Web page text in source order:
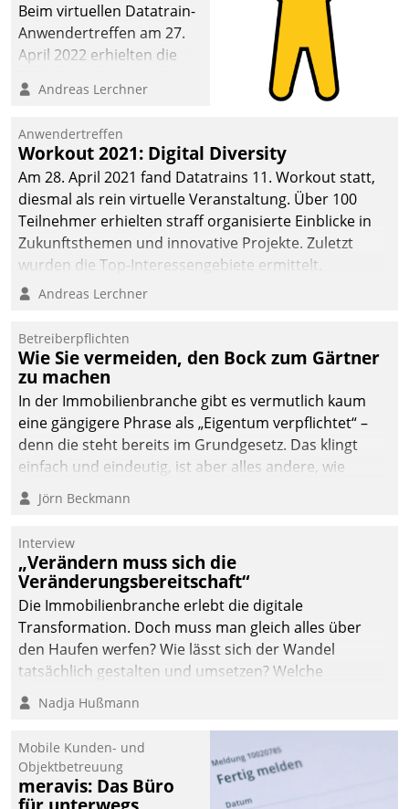
Beim virtuellen Datatrain-
Anwendertreffen am 27.
April 2022 erhielten die
Teilnehmer kurzweilige
Cloud-Strategien und -
Lösungen mit hohem
Zukunftspotenzial.
Andreas Lerchner
Anwendertreffen
Workout 2021: Digital Diversity
Am 28. April 2021 fand Datatrains 11. Workout statt,
diesmal als rein virtuelle Veranstaltung. Über 100
Teilnehmer erhielten straff organisierte Einblicke in
Zukunftsthemen und innovative Projekte. Zuletzt
wurden die Top-Interessengebiete ermittelt.
Andreas Lerchner
Betreiberpflichten
Wie Sie vermeiden, den Bock zum Gärtner
zu machen
In der Immobilienbranche gibt es vermutlich kaum
eine gängigere Phrase als „Eigentum verpflichtet“ –
denn die steht bereits im Grundgesetz. Das klingt
einfach und eindeutig, ist aber alles andere, wie
Branchenbeschäftigte wissen. Denn mit der
Verantwortung folgen Verpflichtungen.
Jörn Beckmann
Interview
„Verändern muss sich die
Veränderungsbereitschaft“
Die Immobilienbranche erlebt die digitale
Transformation. Doch muss man gleich alles über
den Haufen werfen? Wie lässt sich der Wandel
tatsächlich gestalten und umsetzen? Welche
Argumente zählen wirklich?
Nadja Hußmann
Mobile Kunden- und
Objektbetreuung
meravis: Das Büro